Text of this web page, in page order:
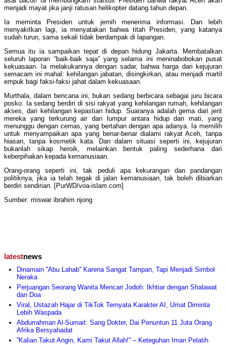
menjadi mayat jika janji ratusan helikopter datang tahun depan.
Ia meminta Presiden untuk jernih menerima informasi. Dan lebih
menyakitkan lagi, ia menyatakan bahwa titah Presiden, yang katanya
sudah turun, sama sekali tidak berdampak di lapangan.
Semua itu ia sampaikan tepat di depan hidung Jakarta. Membatalkan
seluruh laporan “baik-baik saja” yang selama ini meninabobokan pusat
kekuasaan. Ia melakukannya dengan sadar, bahwa harga dari kejujuran
semacam ini mahal: kehilangan jabatan, disingkirkan, atau menjadi martil
empuk bagi faksi-faksi jahat dalam kekuasaan.
Murthala, dalam bencana ini, bukan sedang berbicara sebagai juru bicara
posko. Ia sedang berdiri di sisi rakyat yang kehilangan rumah, kehilangan
akses, dan kehilangan kepastian hidup. Suaranya adalah gema dari jerit
mereka yang terkurung air dan lumpur antara hidup dan mati, yang
menunggu dengan cemas, yang bertahan dengan apa adanya. Ia memilih
untuk menyampaikan apa yang benar-benar dialami rakyat Aceh, tanpa
hiasan, tanpa kosmetik kata. Dan dalam situasi seperti ini, kejujuran
bukanlah sikap heroik, melainkan bentuk paling sederhana dari
keberpihakan kepada kemanusiaan.
Orang-orang seperti ini, tak peduli apa kekurangan dan pandangan
politiknya, jika ia telah tegak di jalan kemanusiaan, tak boleh dibiarkan
berdiri sendirian. [PurWD/voa-islam.com]
Sumber: miswar ibrahim njong
latestnews
Dinamain ''Abu Lahab'' Karena Sangat Tampan, Tapi Menjadi Simbol
Neraka
Perjuangan Seorang Wanita Mencari Jodoh: Ikhtiar dengan Shalawat
dan Doa
Viral, Ustazah Hajar di TikTok Ternyata Karakter AI, Umat Diminta
Lebih Waspada
Abdurrahman Al-Sumait: Sang Dokter, Dai Penuntun 11 Juta Orang
Afrika Bersyahadat
''Kalian Takut Angin, Kami Takut Allah!'' – Keteguhan Iman Pelatih